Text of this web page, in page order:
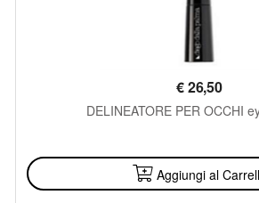
€26,50
DELINEATORE PER OCCHI
Aggiungi al